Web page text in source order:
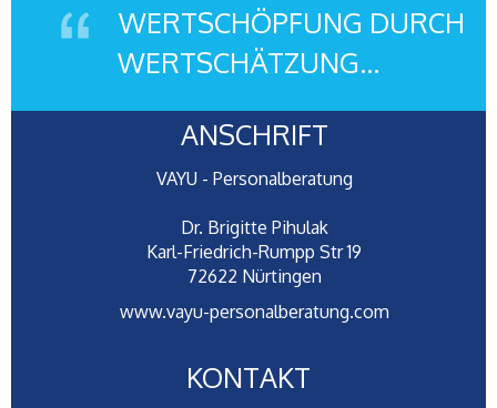
WERTSCHÖPFUNG DURCH
WERTSCHÄTZUNG...
ANSCHRIFT
VAYU - Personalberatung
Dr. Brigitte Pihulak
Karl-Friedrich-Rumpp Str 19
72622 Nürtingen
www.vayu-personalberatung.com
KONTAKT